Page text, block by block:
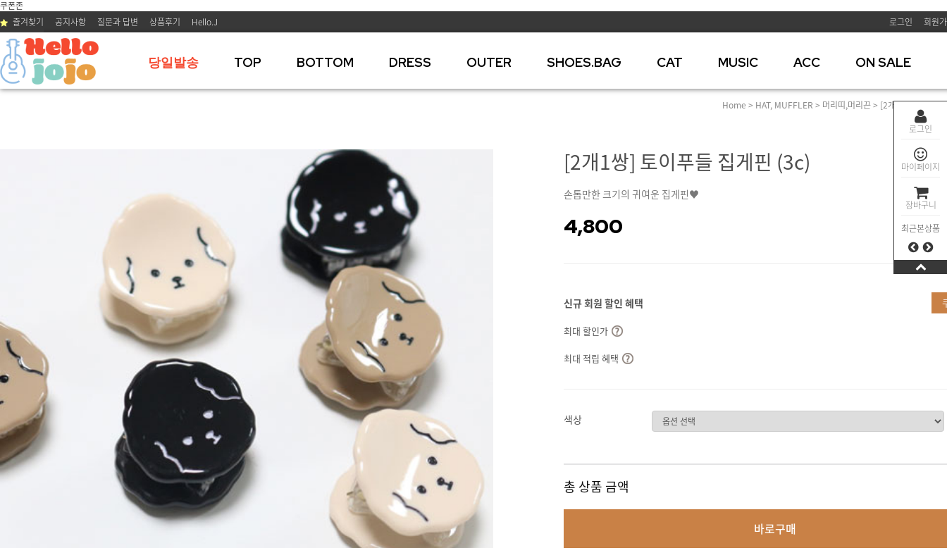
쿠폰존
로그인
마이페이지
장바구니
최근본상품
즐겨찾기 공지사항 질문과 답변 상품후기 Hello.J 로그인 회원
당일발송 TOP BOTTOM DRESS OUTER SHOES.BAG CAT MUSIC ACC ON SALE
Home > HAT, MUFFLER > 머리띠,머리끈> [2개1쌍] 토이푸들
[2개1쌍] 토이푸들 집게핀 (3c)
손톱만한 크기의 귀여운 집게핀♥
4,800
신규 회원 할인 혜택
최대 할인가
최대 적립 혜택
색상
총 상품 금액
바로구매